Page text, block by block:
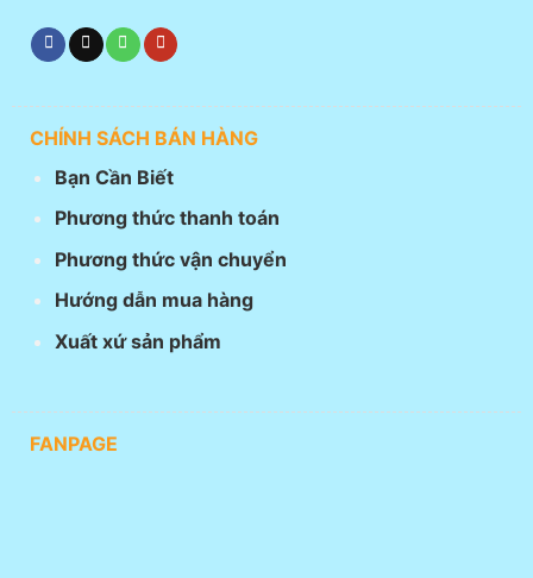
CHÍNH SÁCH BÁN HÀNG
Bạn Cần Biết
Phương thức thanh toán
Phương thức vận chuyển
Hướng dẫn mua hàng
Xuất xứ sản phẩm
FANPAGE